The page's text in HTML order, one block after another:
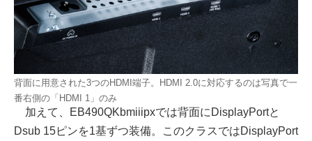
背面に用意された3つのHDMI端子。HDMI 2.0に対応するのは写真で一
番右側の「HDMI 1」のみ
加えて、EB490QKbmiiipxでは背面にDisplayPortと
Dsub 15ピンを1基ずつ装備。このクラスではDisplayPort